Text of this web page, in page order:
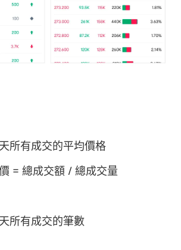
所有成交的平均價格
= 總成交額 / 總成交量
所有成交的筆數